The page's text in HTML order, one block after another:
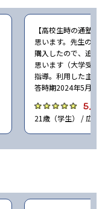
【高校生時の通塾
思います。先生の
購入したので、追
思います（大学受
指導。利用した主
答時期2024年5月）
5.0
21歳（学生） / 広島